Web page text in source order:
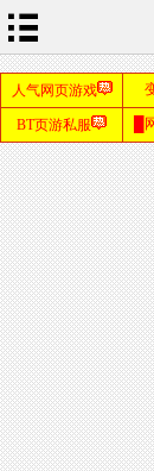
首
页
新
开
传
奇
1.76
单
职
业
传
奇
sf999
发布
网